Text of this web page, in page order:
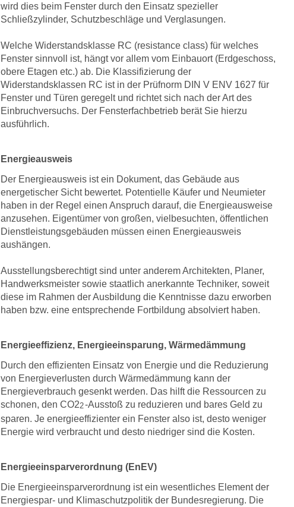
wird dies beim Fenster durch den Einsatz spezieller
Schließzylinder, Schutzbeschläge und Verglasungen.
Welche Widerstandsklasse RC (resistance class) für welches
Fenster sinnvoll ist, hängt vor allem vom Einbauort (Erdgeschoss,
obere Etagen etc.) ab. Die Klassifizierung der
Widerstandsklassen RC ist in der Prüfnorm DIN V ENV 1627 für
Fenster und Türen geregelt und richtet sich nach der Art des
Einbruchversuchs. Der Fensterfachbetrieb berät Sie hierzu
ausführlich.
Energieausweis
Der Energieausweis ist ein Dokument, das Gebäude aus
energetischer Sicht bewertet. Potentielle Käufer und Neumieter
haben in der Regel einen Anspruch darauf, die Energieausweise
anzusehen. Eigentümer von großen, vielbesuchten, öffentlichen
Dienstleistungsgebäuden müssen einen Energieausweis
aushängen.
Ausstellungsberechtigt sind unter anderem Architekten, Planer,
Handwerksmeister sowie staatlich anerkannte Techniker, soweit
diese im Rahmen der Ausbildung die Kenntnisse dazu erworben
haben bzw. eine entsprechende Fortbildung absolviert haben.
Energieeffizienz, Energieeinsparung, Wärmedämmung
Durch den effizienten Einsatz von Energie und die Reduzierung
von Energieverlusten durch Wärmedämmung kann der
Energieverbrauch gesenkt werden. Das hilft die Ressourcen zu
schonen, den CO22-Ausstoß zu reduzieren und bares Geld zu
sparen. Je energieeffizienter ein Fenster also ist, desto weniger
Energie wird verbraucht und desto niedriger sind die Kosten.
Energieeinsparverordnung (EnEV)
Die Energieeinsparverordnung ist ein wesentliches Element der
Energiespar- und Klimaschutzpolitik der Bundesregierung. Die